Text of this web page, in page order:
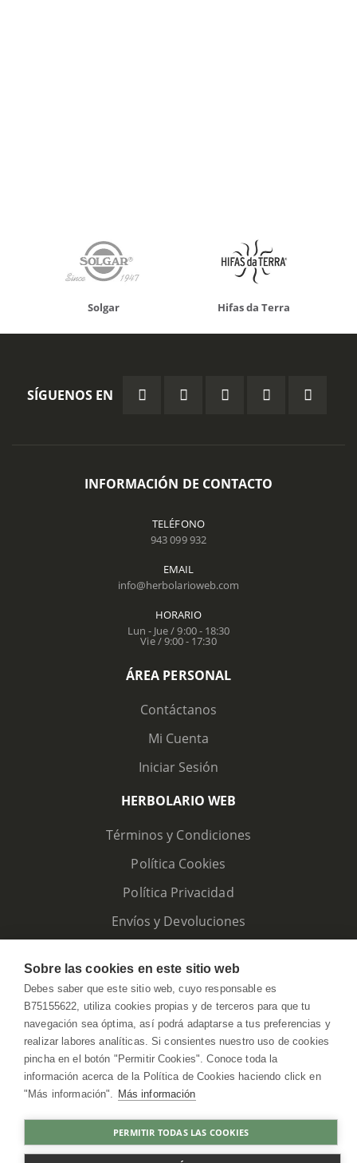
COMPRAR
Solgar Hifas da Terra
SÍGUENOS EN
INFORMACIÓN DE CONTACTO
TELÉFONO
943 099 932
EMAIL
info@herbolarioweb.com
HORARIO
Lun - Jue / 9:00 - 18:30
Vie / 9:00 - 17:30
ÁREA PERSONAL
Contáctanos
Mi Cuenta
Iniciar Sesión
HERBOLARIO WEB
Términos y Condiciones
Política Cookies
Política Privacidad
Envíos y Devoluciones
HerbolarioWeb © 2026. All Rights Reserved
Sobre las cookies en este sitio web
Debes saber que este sitio web, cuyo responsable es
B75155622, utiliza cookies propias y de terceros para que tu
navegación sea óptima, así podrá adaptarse a tus preferencias y
realizar labores analíticas. Si consientes nuestro uso de cookies
pincha en el botón "Permitir Cookies". Conoce toda la
información acerca de la Política de Cookies haciendo click en
"Más información". Más información
PERMITIR TODAS LAS COOKIES